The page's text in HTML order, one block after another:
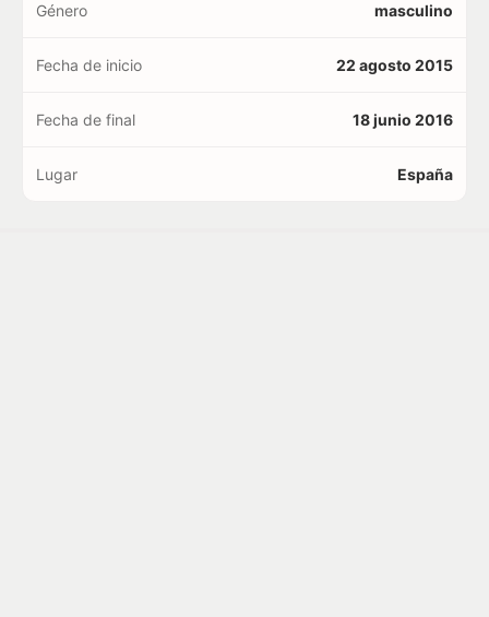
Género masculino
Fecha de inicio 22 agosto 2015
Fecha de final 18 junio 2016
Lugar España